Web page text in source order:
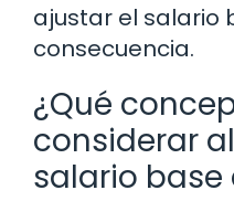
ajustar el salario
consecuencia.
¿Qué
considerar
salario base